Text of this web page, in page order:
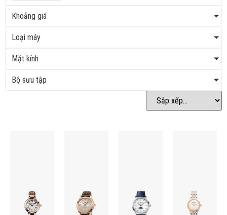
Khoảng giá
Loại máy
Mặt kính
Bộ sưu tập